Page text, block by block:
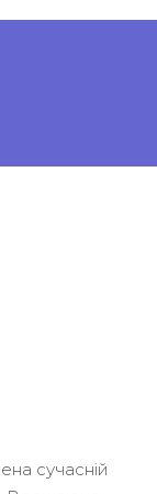
сучасній